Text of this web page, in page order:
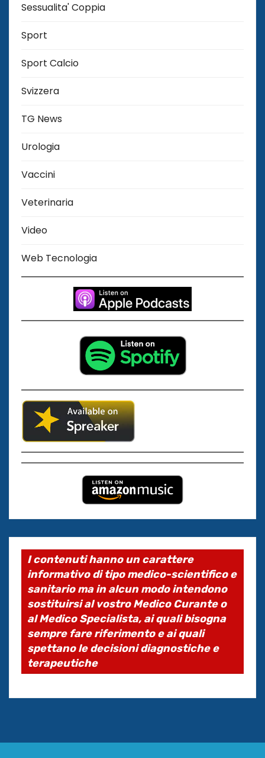
Sessualita' Coppia
Sport
Sport Calcio
Svizzera
TG News
Urologia
Vaccini
Veterinaria
Video
Web Tecnologia
I contenuti hanno un carattere
informativo di tipo medico-scientifico e
sanitario ma in alcun modo intendono
sostituirsi al vostro Medico Curante o
al Medico Specialista, ai quali bisogna
sempre fare riferimento e ai quali
spettano le decisioni diagnostiche e
terapeutiche